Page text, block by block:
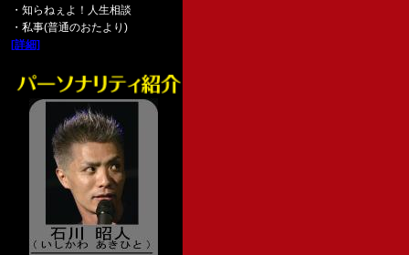
・知らねぇよ！人生相談
・私事(普通のおたより)
[詳細]